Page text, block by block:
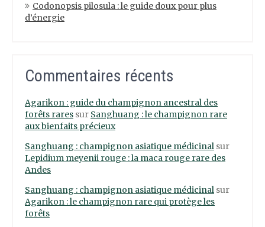
Codonopsis pilosula : le guide doux pour plus
d’énergie
Commentaires récents
Agarikon : guide du champignon ancestral des
forêts rares sur Sanghuang : le champignon rare
aux bienfaits précieux
Sanghuang : champignon asiatique médicinal sur
Lepidium meyenii rouge : la maca rouge rare des
Andes
Sanghuang : champignon asiatique médicinal sur
Agarikon : le champignon rare qui protège les
forêts